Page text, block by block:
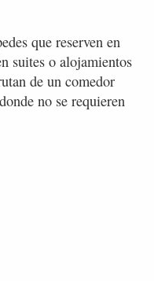
que reserven en
suites o alojamientos
de un comedor
no se requieren